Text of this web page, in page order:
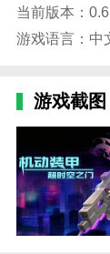
3。实时战斗
与敌人展开
每次冒险都
战性和可玩
机动装甲：
1。结合了
机生成的地
当前版本：
游戏语言：中
游戏截图